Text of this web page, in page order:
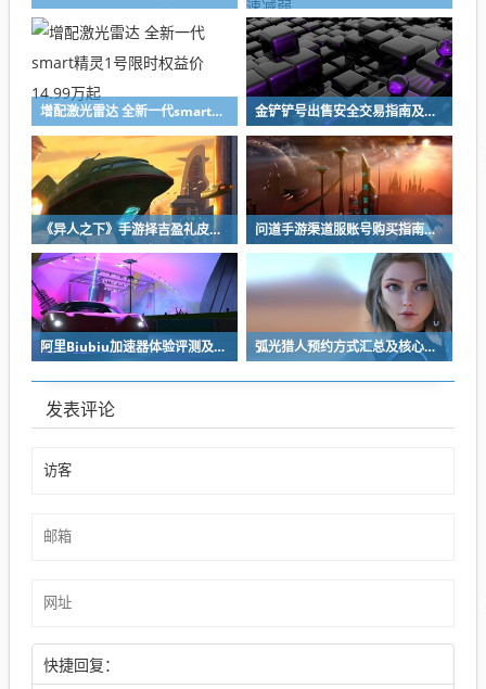
增配激光雷达 全新一代smart精灵1号限时权益价14.99万起 金铲铲号出售安全交易指南及靠谱平台推荐
《异人之下》手游择吉盈礼皮肤获取方法全攻略 问道手游渠道服账号购买指南：安全可靠的买号平台推荐
阿里Biubiu加速器体验评测及2026热门游戏加速器推荐 弧光猎人预约方式汇总及核心玩法详细介绍
发表评论
快捷回复：